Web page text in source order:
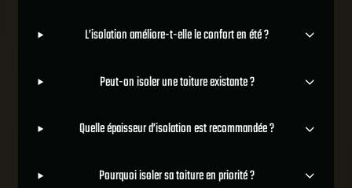
L’isolation améliore-t-elle le confort en été ?
Peut-on isoler une toiture existante ?
Quelle épaisseur d’isolation est recommandée ?
Pourquoi isoler sa toiture en priorité ?